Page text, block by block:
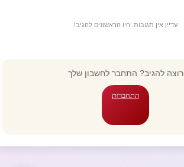
עדיין אין תגובות. היו הראשונים להגיב!
רוצה להגיב? התחבר לחשבון שלך
התחברות